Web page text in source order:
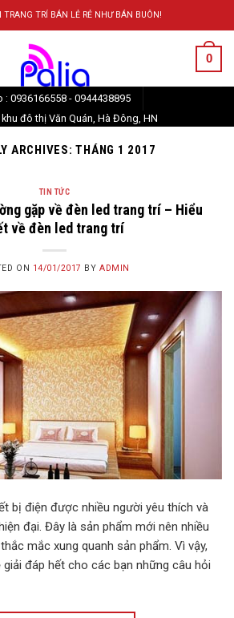
TRANG TRÍ BÁN LẺ RẺ NHƯ BÁN BUÔN!
0
: 0936166558 - 0944438895
khu đô thị Văn Quán, Hà Đông, HN
ARCHIVES:THÁNG 1 2017
TIN TỨC
gặp về đèn led trang trí – Hiểu
về đèn led trang trí
ON 14/01/2017 BY ADMIN
bị điện được nhiều người yêu thích và
đại. Đây là sản phẩm mới nên nhiều
mắc xung quanh sản phẩm. Vì vậy,
đáp hết cho các bạn những câu hỏi